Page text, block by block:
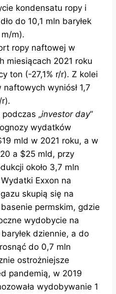
kondensatu ropy i
do 10,1 mln baryłek
m).
ropy naftowej w
miesiącach 2021 roku
ton (-27,1% r/r). Z kolei
wyniósł 1,7
„investor day”
wydatków
mld w 2021 roku, a w
a $25 mld, przy
około 3,7 mln
Exxon na
skupią się na
permskim, gdzie
wydobycie na
dziennie, a do
do 0,7 mln
ostrożniejsze
pandemią, w 2019
wydobywanie 1